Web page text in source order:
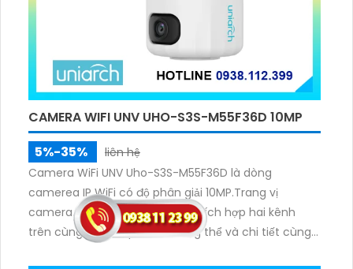
CAMERA WIFI UNV UHO-S3S-M55F36D 10MP
5%-35%
liên hệ
Camera WiFi UNV Uho-S3S-M55F36D là dòng
camerea IP WiFi có độ phân giải 10MP.Trang vị
camera cố định và camera PT tích hợp hai kênh
trên cùng một IP quan sát tổng thể và chi tiết cùng